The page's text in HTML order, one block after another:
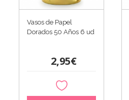
Vasos de Papel
Dorados 50 Años 6 ud
2,95€